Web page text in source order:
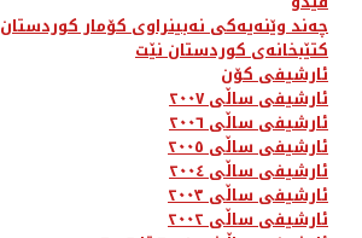
چەند وێنەیەکی نەبینراوی کۆمار کوردستان
کتێبخانەی کوردستان نێت
ئارشیفی کۆن
ئارشیفی ساڵی ٢٠٠٧
ئارشیفی ساڵی ٢٠٠٦
ئارشیفی ساڵی ٢٠٠٥
ئارشیفی ساڵی ٢٠٠٤
ئارشیفی ساڵی ٢٠٠٣
ئارشیفی ساڵی ٢٠٠٢